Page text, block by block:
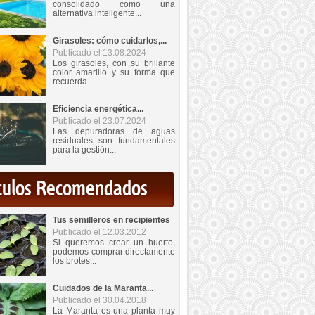
consolidado como una
alternativa inteligente...
Girasoles: cómo cuidarlos,...
Publicado el 13.08.2024
Los girasoles, con su brillante
color amarillo y su forma que
recuerda...
Eficiencia energética...
Publicado el 23.07.2024
Las depuradoras de aguas
residuales son fundamentales
para la gestión...
Recomendados
Tus semilleros en recipientes
Publicado el 12.03.2012
Si queremos crear un huerto,
podemos comprar directamente
los brotes...
Cuidados de la Maranta...
Publicado el 30.04.2018
La Maranta es una planta muy